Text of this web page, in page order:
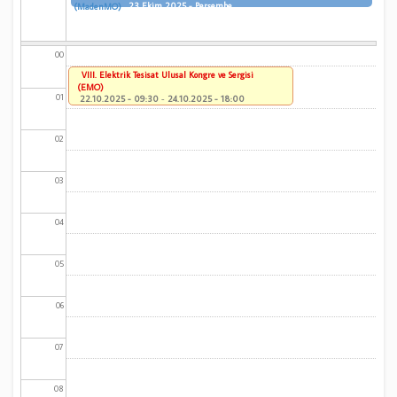
(MadenMO)
23 Ekim 2025 - Perşembe
00
01
02
03
04
05
06
07
08
VIII. Elektrik Tesisat Ulusal Kongre ve Sergisi
(EMO)
22.10.2025 - 09:30 - 24.10.2025 - 18:00